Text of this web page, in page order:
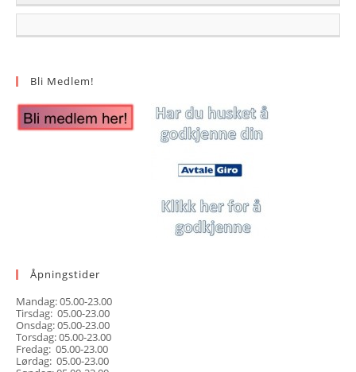
Bli Medlem!
Åpningstider
Mandag: 05.00-23.00
Tirsdag: 05.00-23.00
Onsdag: 05.00-23.00
Torsdag: 05.00-23.00
Fredag: 05.00-23.00
Lørdag: 05.00-23.00